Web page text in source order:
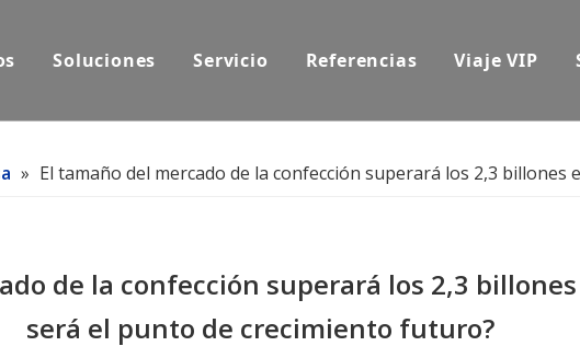
Soluciones Servicio Referencias Viaje VIP
» El tamaño del mercado de la confección superará los 2,3
de la confección superará los 2,3 billones
será el punto de crecimiento futuro?